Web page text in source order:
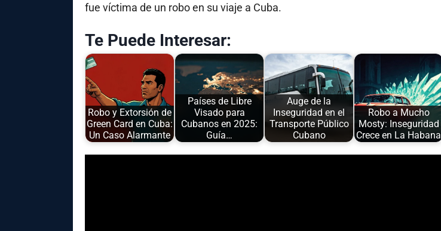
fue víctima de un robo en su viaje a Cuba.
Te Puede Interesar:
Robo y Extorsión de
Green Card en Cuba:
Un Caso Alarmante
Países de Libre
Visado para
Cubanos en 2025:
Guía…
Auge de la
Inseguridad en el
Transporte Público
Cubano
Robo a Mucho
Mosty: Inseguridad
Crece en La Habana